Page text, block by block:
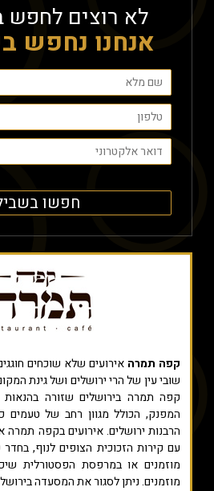
לא רוצים
אנחנו נחפש
קפה תמרה אירועים שלא שוכחים
שובי עין של הרי ירושלים ושל גינת
קפה תמרה בירושלים שזורה
המפנק, הכולל מגוון רחב של טעמים
הרבנות ירושלים. אירועים בקפה תמרה
מוזמנים. ניתן לסגור את המסעדה בירושלים עבור